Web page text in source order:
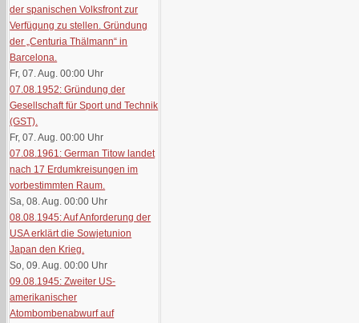
der spanischen Volksfront zur
Verfügung zu stellen. Gründung
der „Centuria Thälmann“ in
Barcelona.
Fr, 07. Aug. 00:00 Uhr
07.08.1952: Gründung der
Gesellschaft für Sport und Technik
(GST).
Fr, 07. Aug. 00:00 Uhr
07.08.1961: German Titow landet
nach 17 Erdumkreisungen im
vorbestimmten Raum.
Sa, 08. Aug. 00:00 Uhr
08.08.1945: Auf Anforderung der
USA erklärt die Sowjetunion
Japan den Krieg.
So, 09. Aug. 00:00 Uhr
09.08.1945: Zweiter US-
amerikanischer
Atombombenabwurf auf